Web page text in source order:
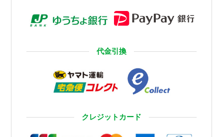
代金引換
クレジットカード